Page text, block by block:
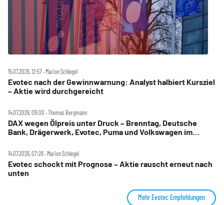
15.07.2026, 12:57 ‧ Marion Schlegel
Evotec nach der Gewinnwarnung: Analyst halbiert Kursziel
– Aktie wird durchgereicht
14.07.2026, 09:00 ‧ Thomas Bergmann
DAX wegen Ölpreis unter Druck – Brenntag, Deutsche
Bank, Drägerwerk, Evotec, Puma und Volkswagen im
14.07.2026, 07:28 ‧ Marion Schlegel
Evotec schockt mit Prognose – Aktie rauscht erneut nach
unten
Mehr Evotec Empfehlungen